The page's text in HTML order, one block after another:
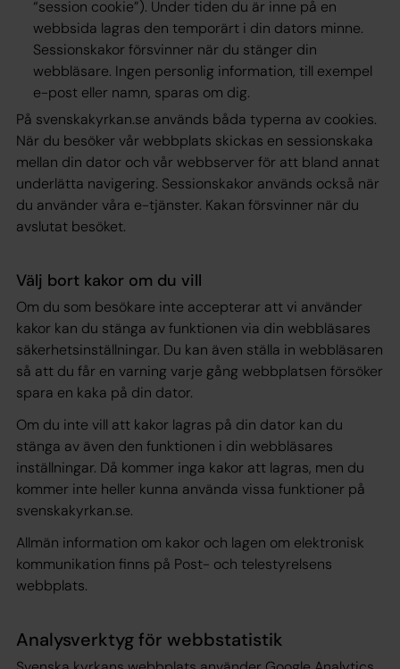
“session cookie”). Under tiden du är inne på en
webbsida lagras den temporärt i din dators minne.
Sessionskakor försvinner när du stänger din
webbläsare. Ingen personlig information, till exempel
e-post eller namn, sparas om dig.
På svenskakyrkan.se används båda typerna av cookies.
När du besöker vår webbplats skickas en sessionskaka
mellan din dator och vår webbserver för att bland annat
underlätta navigering. Sessionskakor används också när
du använder våra e-tjänster. Kakan försvinner när du
avslutat besöket.
Välj bort kakor om du vill
Om du som besökare inte accepterar att vi använder
kakor kan du stänga av funktionen via din webbläsares
säkerhetsinställningar. Du kan även ställa in webbläsaren
så att du får en varning varje gång webbplatsen försöker
spara en kaka på din dator.
Om du inte vill att kakor lagras på din dator kan du
stänga av även den funktionen i din webbläsares
inställningar. Då kommer inga kakor att lagras, men du
kommer inte heller kunna använda vissa funktioner på
svenskakyrkan.se.
Allmän information om kakor och lagen om elektronisk
kommunikation finns på Post- och telestyrelsens
webbplats.
Analysverktyg för webbstatistik